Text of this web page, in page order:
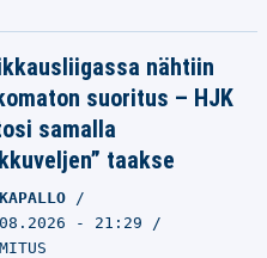
nähtiin
suoritus – HJK
samalla
taakse
- 21:29